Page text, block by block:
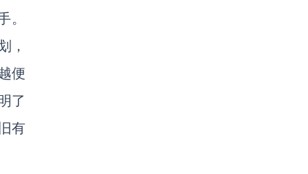
。
，
便
了
有